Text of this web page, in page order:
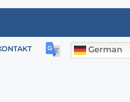
German